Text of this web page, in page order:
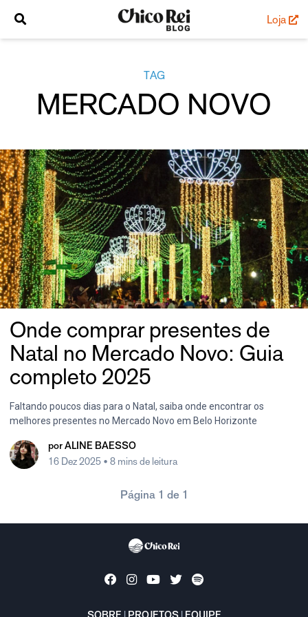
Loja
TAG
MERCADO NOVO
Onde comprar presentes de
Natal no Mercado Novo: Guia
completo 2025
Faltando poucos dias para o Natal, saiba onde encontrar os
melhores presentes no Mercado Novo em Belo Horizonte
por ALINE BAESSO
16 Dez 2025 • 8 mins de leitura
Página 1 de 1